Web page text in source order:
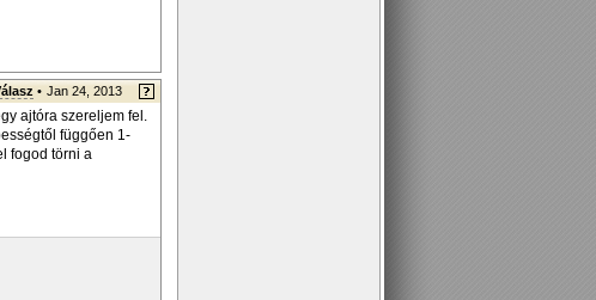
• Jan 24, 2013
ajtóra szereljem fel.
függően 1-
fogod törni a